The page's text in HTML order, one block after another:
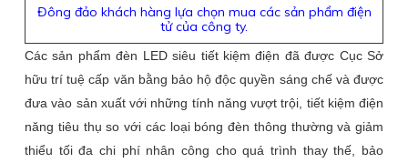
Đông đảo khách hàng lựa chọn mua các sản phẩm điện
tử của công ty.
Các sản phẩm đèn LED siêu tiết kiệm điện đã được Cục Sở
hữu trí tuệ cấp văn bằng bảo hộ độc quyền sáng chế và được
đưa vào sản xuất với những tính năng vượt trội, tiết kiệm điện
năng tiêu thụ so với các loại bóng đèn thông thường và giảm
thiểu tối đa chi phí nhân công cho quá trình thay thế, bảo